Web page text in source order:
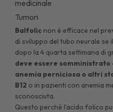
medicinale
Tumori
Balfolic non è efficace nel
di sviluppo del tubo neurale
dopo la 4 quarta settimana di
deve essere somministrato
anemia perniciosa o altri
B12 o in pazienti con anemia
sconosciuta.
Questo perché l'acido folico